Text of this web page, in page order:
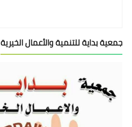
جمعية بداية للتنمية والأعمال الخيرية